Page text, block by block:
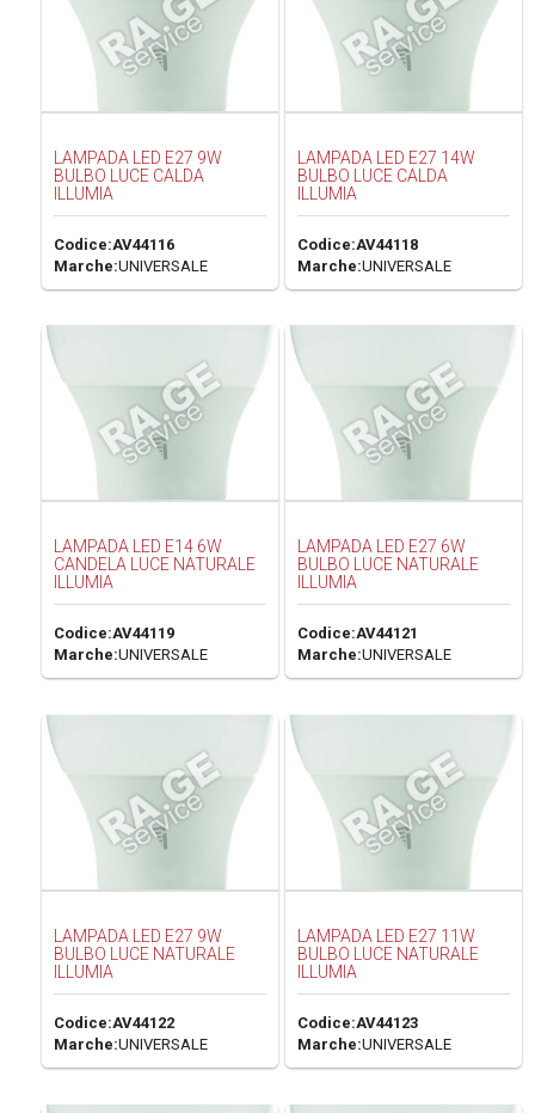
LAMPADA LED E27 9W
BULBO LUCE CALDA
ILLUMIA
Codice:AV44116
Marche:UNIVERSALE
LAMPADA LED E27 14W
BULBO LUCE CALDA
ILLUMIA
Codice:AV44118
Marche:UNIVERSALE
LAMPADA LED E14 6W
CANDELA LUCE NATURALE
ILLUMIA
Codice:AV44119
Marche:UNIVERSALE
LAMPADA LED E27 6W
BULBO LUCE NATURALE
ILLUMIA
Codice:AV44121
Marche:UNIVERSALE
LAMPADA LED E27 9W
BULBO LUCE NATURALE
ILLUMIA
Codice:AV44122
Marche:UNIVERSALE
LAMPADA LED E27 11W
BULBO LUCE NATURALE
ILLUMIA
Codice:AV44123
Marche:UNIVERSALE